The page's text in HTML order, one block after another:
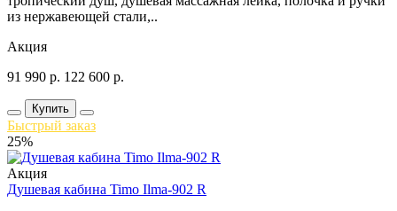
из нержавеющей стали,..
Акция
91 990 р. 122 600 р.
Купить
Быстрый заказ
25%
Акция
Душевая кабина Timo Ilma-902 R